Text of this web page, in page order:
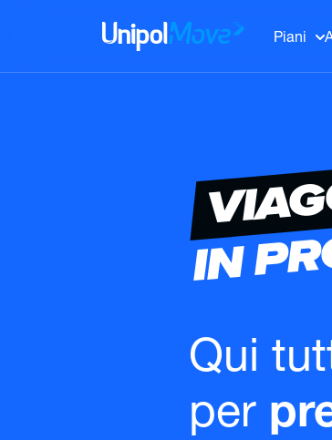
UnipolMove Piani
IN
Qui
per